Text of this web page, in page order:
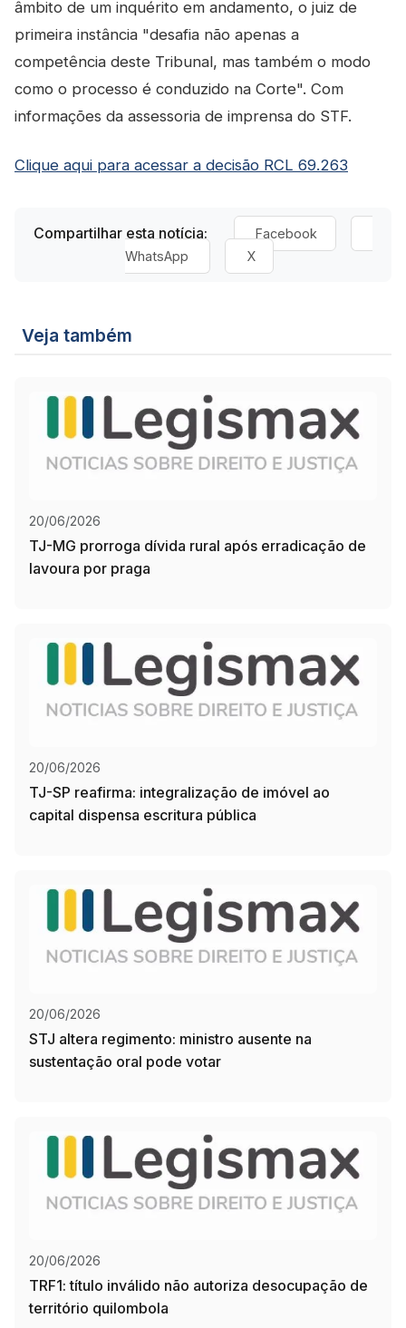
âmbito de um inquérito em andamento, o juiz de
primeira instância "desafia não apenas a
competência deste Tribunal, mas também o modo
como o processo é conduzido na Corte". Com
informações da assessoria de imprensa do STF.
Clique aqui para acessar a decisão RCL 69.263
Compartilhar esta notícia:
Facebook
WhatsApp
X
Veja também
20/06/2026
TJ-MG prorroga dívida rural após erradicação de
lavoura por praga
20/06/2026
TJ-SP reafirma: integralização de imóvel ao
capital dispensa escritura pública
20/06/2026
STJ altera regimento: ministro ausente na
sustentação oral pode votar
20/06/2026
TRF1: título inválido não autoriza desocupação de
território quilombola